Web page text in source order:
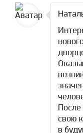
После
свою
в